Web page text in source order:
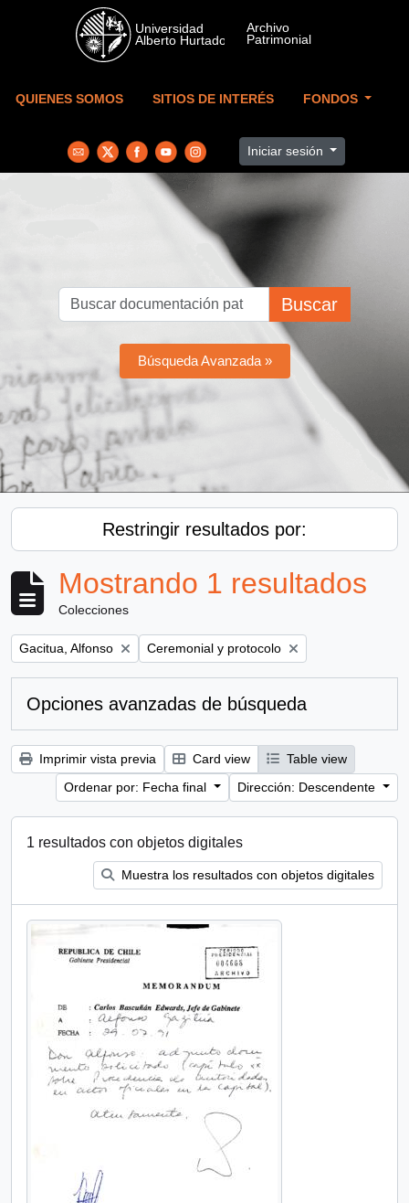
Skip to main content
QUIENES SOMOS SITIOS DE INTERÉS FONDOS
Iniciar sesión
Buscar
Búsqueda Avanzada »
Restringir resultados por:
Mostrando 1 resultados
Colecciones
Remove filter:
Gacitua, Alfonso Remove filter:
Ceremonial y protocolo
Opciones avanzadas de búsqueda
Imprimir vista previa Card view
Table view
Ordenar por: Fecha final
Dirección: Descendente
1 resultados con objetos digitales
Muestra los resultados con objetos digitales